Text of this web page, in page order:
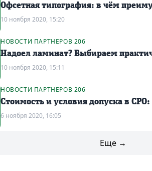
Офсетная типография: в чём
10 ноября 2020, 15:20
НОВОСТИ ПАРТНЕРОВ 206
Надоел ламинат? Выбираем
10 ноября 2020, 15:11
НОВОСТИ ПАРТНЕРОВ 206
Стоимость и условия допуска в
6 ноября 2020, 16:05
Еще →